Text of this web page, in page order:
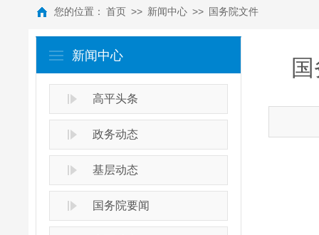
您的位置： 首页 >> 新闻中心 >> 国务院文件
新闻中心
高平头条
政务动态
基层动态
国务院要闻